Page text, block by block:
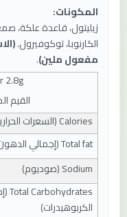
المكونات:
زيليتول، قاعدة علكة،
الكارنوبا، توكوفيرول.
مفعول ملين).
2.8g
القيم
Calories ( السعرات
Total fat ( إجمالي
Sodium ( صوديوم)
Total Carbohydrates (
الكربوهيدرات)